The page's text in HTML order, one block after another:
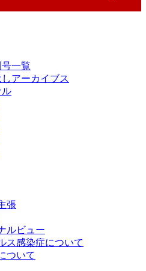
号一覧
アーカイブス
ル
張
ルビュー
ス感染症について
ついて